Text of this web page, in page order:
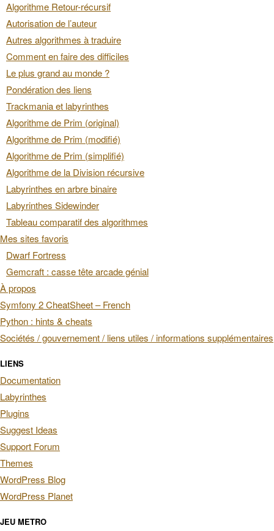
Algorithme Retour-récursif
Autorisation de l’auteur
Autres algorithmes à traduire
Comment en faire des difficiles
Le plus grand au monde ?
Pondération des liens
Trackmania et labyrinthes
Algorithme de Prim (original)
Algorithme de Prim (modifié)
Algorithme de Prim (simplifié)
Algorithme de la Division récursive
Labyrinthes en arbre binaire
Labyrinthes Sidewinder
Tableau comparatif des algorithmes
Mes sites favoris
Dwarf Fortress
Gemcraft : casse tête arcade génial
À propos
Symfony 2 CheatSheet – French
Python : hints & cheats
Sociétés / gouvernement / liens utiles / informations supplémentaires
LIENS
Documentation
Labyrinthes
Plugins
Suggest Ideas
Support Forum
Themes
WordPress Blog
WordPress Planet
JEU METRO